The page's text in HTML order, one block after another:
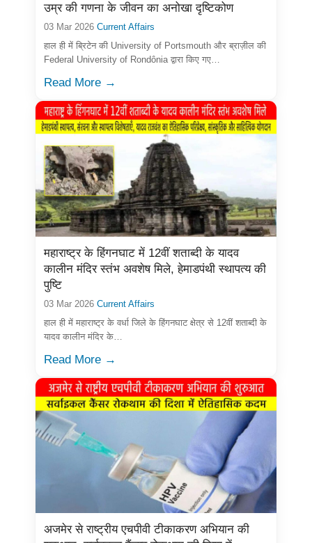
उम्र की गणना के जीवन का अनोखा दृष्टिकोण
03 Mar 2026 Current Affairs
हाल ही में ब्रिटेन की University of Portsmouth और ब्राज़ील की
Federal University of Rondônia द्वारा किए गए…
Read More →
महाराष्ट्र के हिंगनघाट में 12वीं शताब्दी के यादव
कालीन मंदिर स्तंभ अवशेष मिले, हेमाडपंथी स्थापत्य की
पुष्टि
03 Mar 2026 Current Affairs
हाल ही में महाराष्ट्र के वर्धा जिले के हिंगनघाट क्षेत्र से 12वीं शताब्दी के
यादव कालीन मंदिर के…
Read More →
अजमेर से राष्ट्रीय एचपीवी टीकाकरण अभियान की